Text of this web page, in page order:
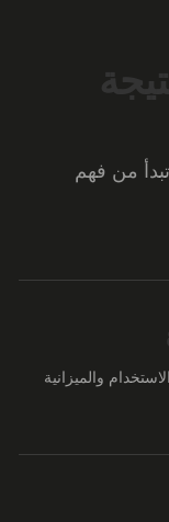
من فهم
والميزانية